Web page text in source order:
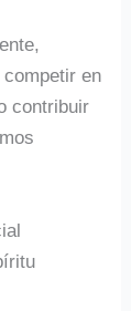
en
contribuir